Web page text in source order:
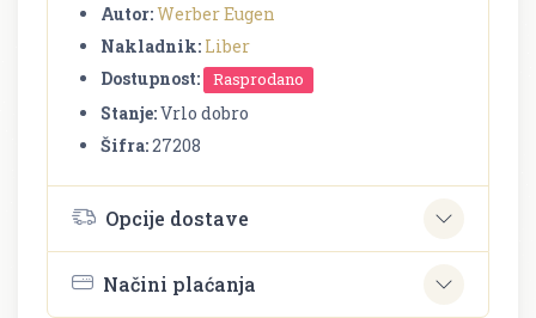
Autor:Werber Eugen
Nakladnik: Liber
Dostupnost:
Rasprodano
Stanje:Vrlo dobro
Šifra:27208
Opcije dostave
Načini plaćanja